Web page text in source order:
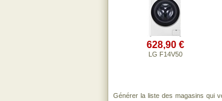
628,90 €
LG F14V50
Générer la liste des magasins qui